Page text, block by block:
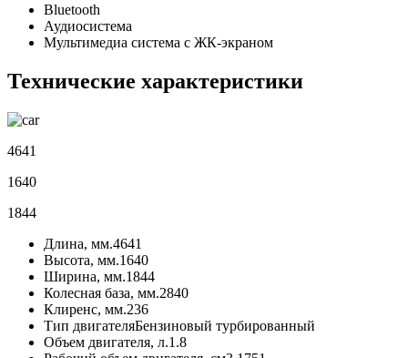
Bluetooth
Аудиосистема
Мультимедиа система с ЖК-экраном
Технические характеристики
4641
1640
1844
Длина, мм.4641
Высота, мм.1640
Ширина, мм.1844
Колесная база, мм.2840
Клиренс, мм.236
Тип двигателяБензиновый турбированный
Объем двигателя, л.1.8